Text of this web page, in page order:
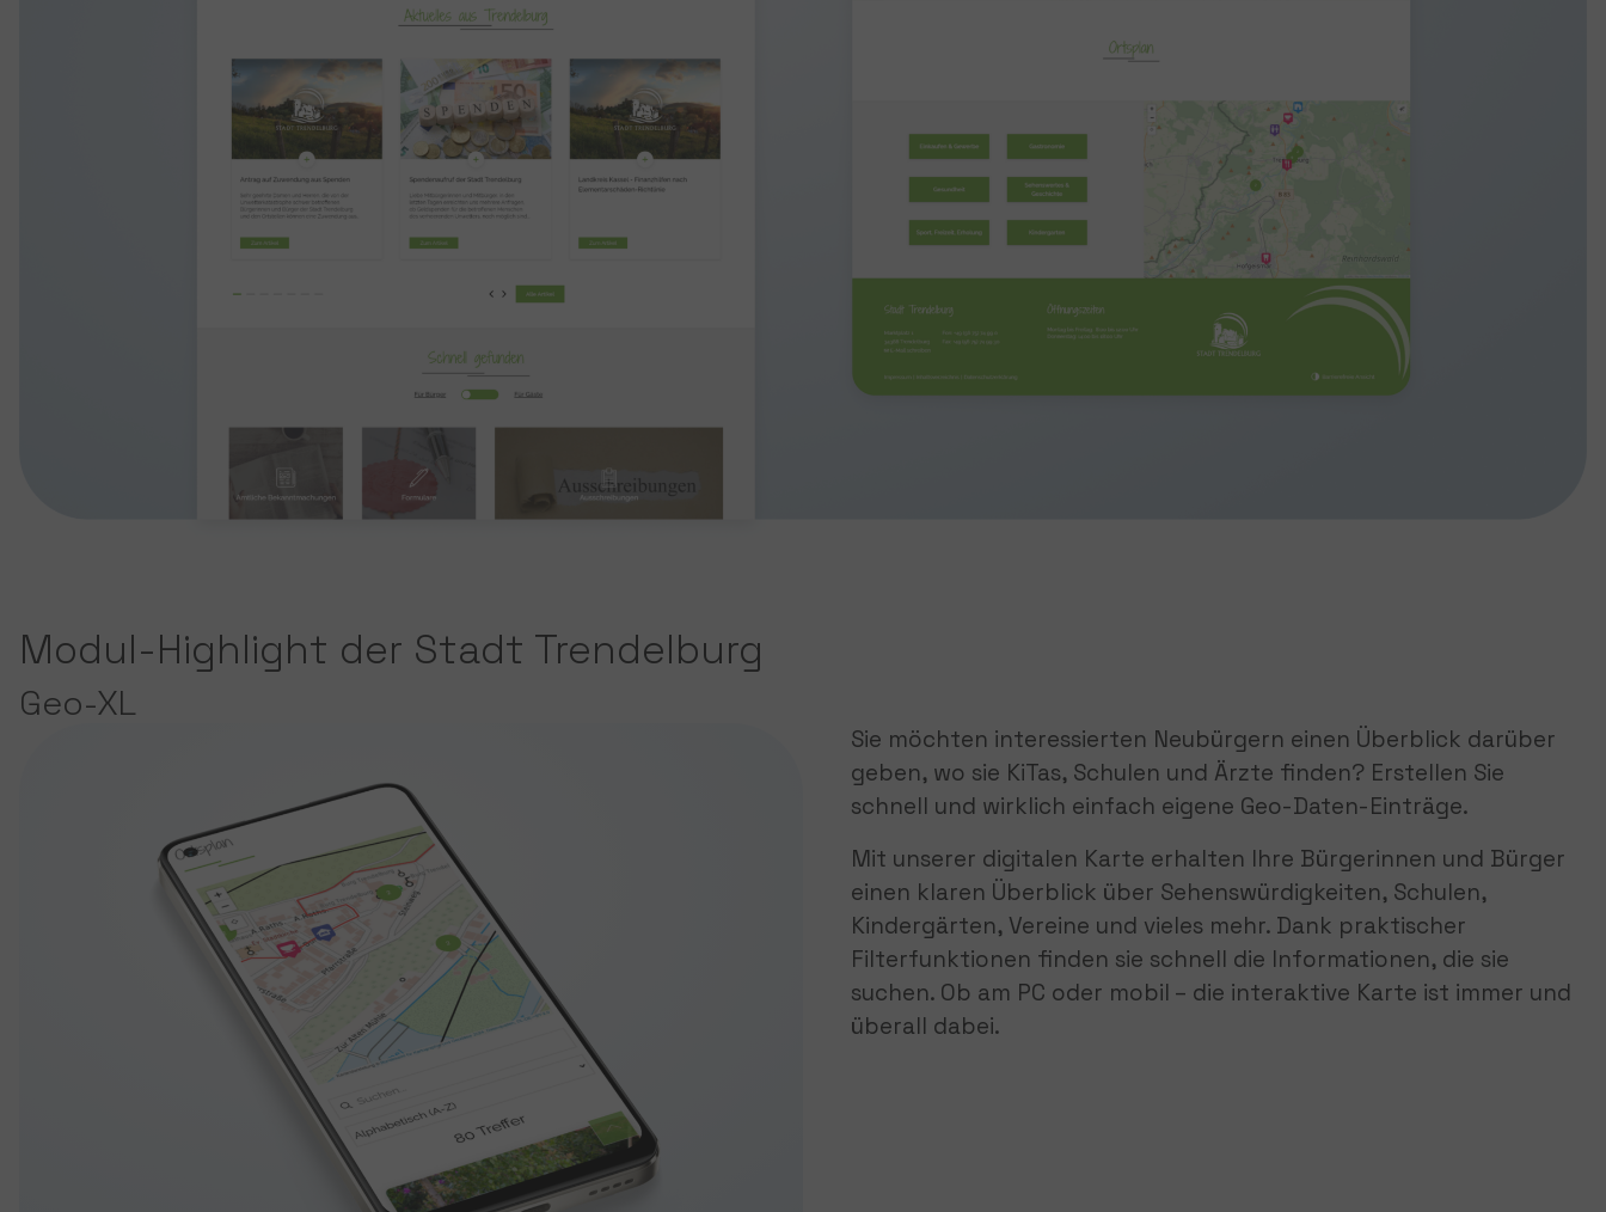
Modul-Highlight der Stadt Trendelburg
Geo-XL
Sie möchten interessierten Neubürgern einen Überblick darüber
geben, wo sie KiTas, Schulen und Ärzte finden? Erstellen Sie
schnell und wirklich einfach eigene Geo-Daten-Einträge.
Mit unserer digitalen Karte erhalten Ihre Bürgerinnen und Bürger
einen klaren Überblick über Sehenswürdigkeiten, Schulen,
Kindergärten, Vereine und vieles mehr. Dank praktischer
Filterfunktionen finden sie schnell die Informationen, die sie
suchen. Ob am PC oder mobil – die interaktive Karte ist immer und
überall dabei.